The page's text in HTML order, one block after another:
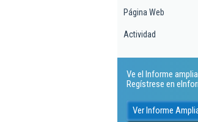
Página Web
Actividad
Ve el Informe
Regístrese en
Ver Informe